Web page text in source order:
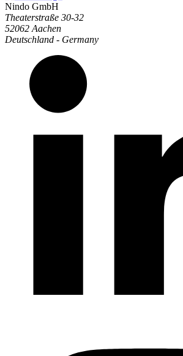
Nindo GmbH
Theaterstraße 30-32
52062 Aachen
Deutschland - Germany